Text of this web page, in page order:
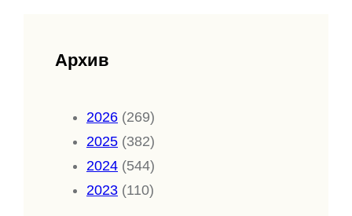
Архив
2026 (269)
2025 (382)
2024 (544)
2023 (110)